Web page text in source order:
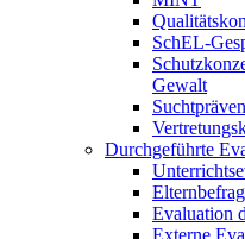
SchEL-
Gewalt
Durchgeführte
Evaluation
Externe